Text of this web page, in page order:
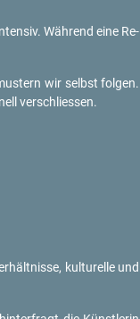
Wäh­rend eine Re­
wir selbst fol­gen.
ver­schlies­sen.
kul­tu­rel­le und